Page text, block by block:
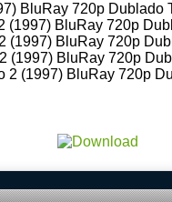
BluRay 720p Dublado
(1997) BluRay 720p
(1997) BluRay 720p
(1997) BluRay 720p
2 (1997) BluRay 720p